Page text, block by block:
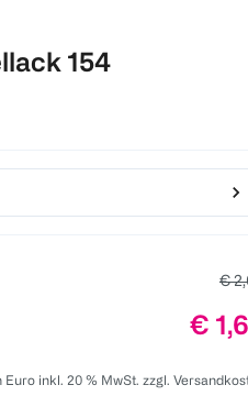
154
€
€
Euro inkl. 20 % MwSt. zzgl.